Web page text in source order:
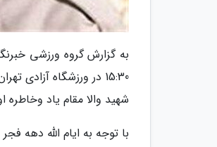
شهید والا مقام یاد وخاطره
با توجه به ایام الله دهه